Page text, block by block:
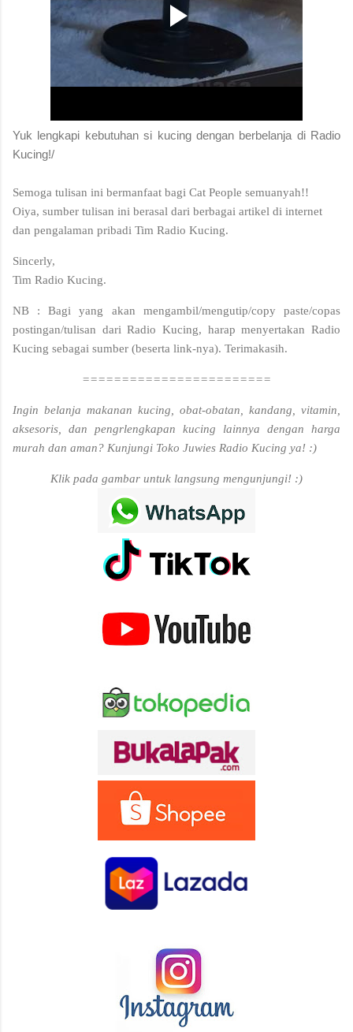
Yuk lengkapi kebutuhan si kucing dengan berbelanja di Radio
Kucing!/
Semoga tulisan ini bermanfaat bagi Cat People semuanyah!!
Oiya, sumber tulisan ini berasal dari berbagai artikel di internet
dan pengalaman pribadi Tim Radio Kucing.
Sincerly,
Tim Radio Kucing.
NB : Bagi yang akan mengambil/mengutip/copy paste/copas
postingan/tulisan dari Radio Kucing, harap menyertakan Radio
Kucing sebagai sumber (beserta link-nya). Terimakasih.
========================
Ingin belanja makanan kucing, obat-obatan, kandang, vitamin,
aksesoris, dan pengrlengkapan kucing lainnya dengan harga
murah dan aman? Kunjungi Toko Juwies Radio Kucing ya! :)
Klik pada gambar untuk langsung mengunjungi! :)